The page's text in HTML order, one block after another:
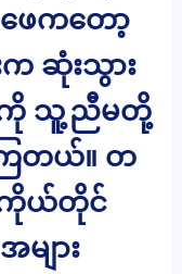
ေကတော့
ဆုံးသွား
ကို သူ့ညီမတို့
ြတယ်။ တ
ကိုယ်တိုင်
ျား